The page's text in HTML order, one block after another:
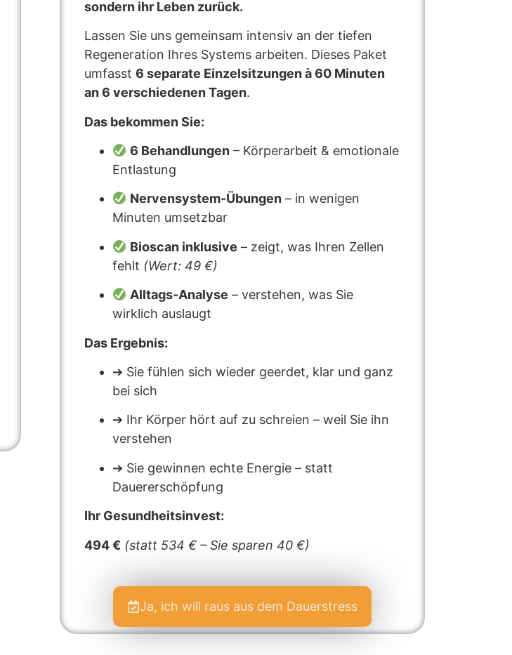
sondern ihr Leben zurück.
Lassen Sie uns gemeinsam intensiv an der tiefen
Regeneration Ihres Systems arbeiten. Dieses Paket
umfasst 6 separate Einzelsitzungen à 60 Minuten
an 6 verschiedenen Tagen.
Das bekommen Sie:
6 Behandlungen – Körperarbeit & emotionale
Entlastung
Nervensystem-Übungen – in wenigen
Minuten umsetzbar
Bioscan inklusive – zeigt, was Ihren Zellen
fehlt (Wert: 49 €)
Alltags-Analyse – verstehen, was Sie
wirklich auslaugt
Das Ergebnis:
➔ Sie fühlen sich wieder geerdet, klar und ganz
bei sich
➔ Ihr Körper hört auf zu schreien – weil Sie ihn
verstehen
➔ Sie gewinnen echte Energie – statt
Dauererschöpfung
Ihr Gesundheitsinvest:
494 € (statt 534 € – Sie sparen 40 €)
Ja, ich will raus aus dem Dauerstress